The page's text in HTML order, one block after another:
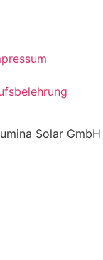
Solar GmbH